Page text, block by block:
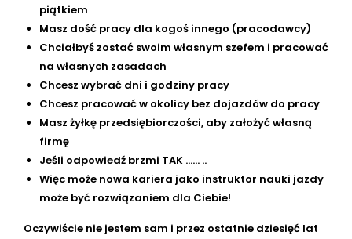
piątkiem
Masz dość pracy dla kogoś innego (pracodawcy)
Chciałbyś zostać swoim własnym szefem i pracować
na własnych zasadach
Chcesz wybrać dni i godziny pracy
Chcesz pracować w okolicy bez dojazdów do pracy
Masz żyłkę przedsiębiorczości, aby założyć własną
firmę
Jeśli odpowiedź brzmi TAK …… ..
Więc może nowa kariera jako instruktor nauki jazdy
może być rozwiązaniem dla Ciebie!
Oczywiście nie jestem sam i przez ostatnie dziesięć lat